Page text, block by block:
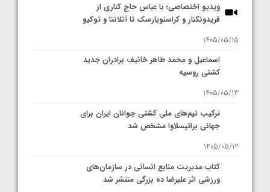
ویدیو اختصاصی؛ با عباس حاج کناری از
فریدونکنار و کراسنویارسک تا آتلانتا و توکیو
1405/05/15
اسماعیل و محمد طاهر خانیف برادران جدید
کشتی روسیه
1405/05/13
ترکیب تیم‌های ملی کشتی جوانان ایران برای
جهانی براتیسلاوا مشخص شد
1405/05/12
کتاب مدیریت منابع انسانی در سازمان‌های
ورزشی اثر علیرضا ده بزرگی منتشر شد